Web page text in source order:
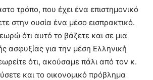
τρόπο, που έχει ένα επιστημονικό
στην ουσία ένα μέσο εισπρακτικό.
ότι αυτό το βάζετε και σε μια
ασφυξίας για την μέση Ελληνική
ότι, ακούσαμε πάλι από τον κ.
και το οικονομικό πρόβλημα